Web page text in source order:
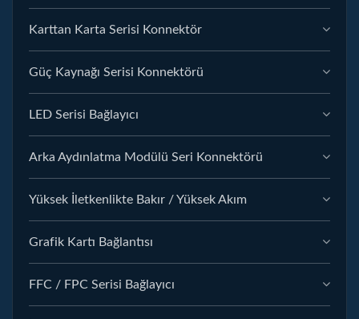
Karttan Karta Serisi Konnektör
Güç Kaynağı Serisi Konnektörü
LED Serisi Bağlayıcı
Arka Aydınlatma Modülü Seri Konnektörü
Yüksek İletkenlikte Bakır / Yüksek Akım
Grafik Kartı Bağlantısı
FFC / FPC Serisi Bağlayıcı